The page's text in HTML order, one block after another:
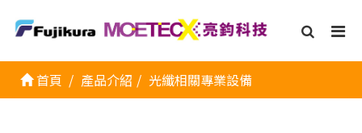
首頁 產品介紹 光纖相關專業設備